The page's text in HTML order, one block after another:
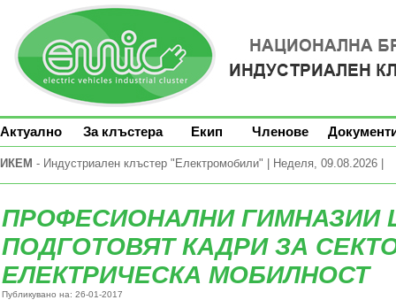
Актуално За клъстера Екип Членове
ИКЕМ - Индустриален клъстер "Електромобили" | Неделя, 09.08.2026 |
ПРОФЕСИОНАЛНИ ГИМНАЗИИ
ПОДГОТОВЯТ КАДРИ ЗА
ЕЛЕКТРИЧЕСКА МОБИЛНОСТ
Публикувано на: 26-01-2017